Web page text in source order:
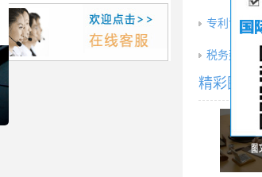
专利证书
税务建议 |
精彩图文